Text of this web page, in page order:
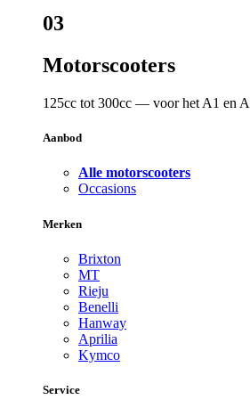
03
Motorscooters
125cc tot 300cc — voor het A1 en
Aanbod
Alle motorscooters
Occasions
Merken
Brixton
MT
Rieju
Benelli
Hanway
Aprilia
Kymco
Service